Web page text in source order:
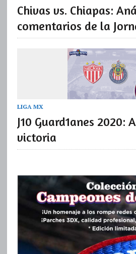
Chivas vs. Chiapas:
comentarios de la
LIGA MX
J10 Guard1anes 2020:
victoria